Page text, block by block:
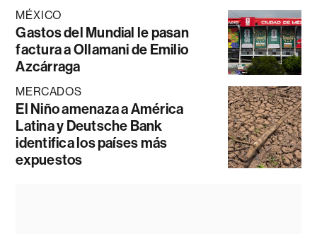
MÉXICO
Gastos del Mundial le pasan
factura a Ollamani de Emilio
Azcárraga
MERCADOS
El Niño amenaza a América
Latina y Deutsche Bank
identifica los países más
expuestos